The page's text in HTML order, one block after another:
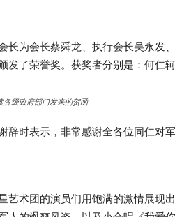
长为会长蔡舜龙、执行会长吴永发
发了荣誉奖。获奖者分别是：何仁
各级政府部门发来的贺函
辞时表示，非常感谢全各位同仁对
艺术团的演员们用饱满的激情展现